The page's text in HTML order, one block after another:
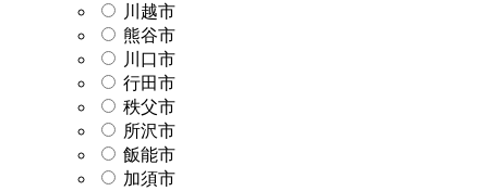
川越市
熊谷市
川口市
行田市
秩父市
所沢市
飯能市
加須市